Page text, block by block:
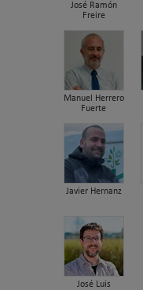
José Ramón
Freire
Manuel Herrero
Fuerte
Javier Hernanz
José Luis